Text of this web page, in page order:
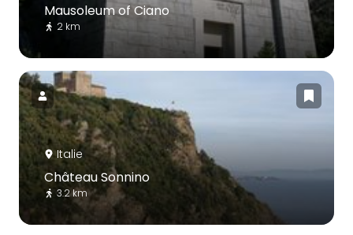
Mausoleum of Ciano
2 km
Italie
Château Sonnino
3.2 km